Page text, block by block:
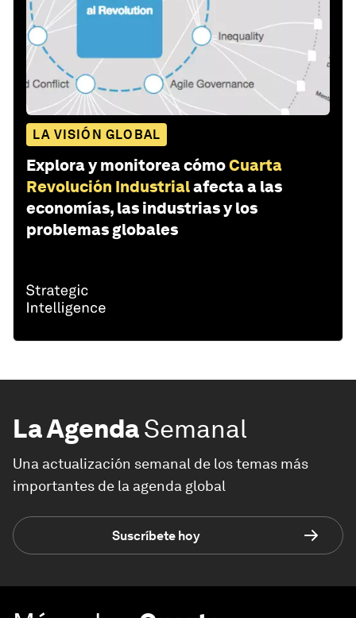
LA VISIÓN GLOBAL
Explora y monitorea cómoCuarta
Revolución Industrialafecta a las
economías, las industrias y los
problemas globales
La AgendaSemanal
Una actualización semanal de los temas más
importantes de la agenda global
Suscríbete hoy